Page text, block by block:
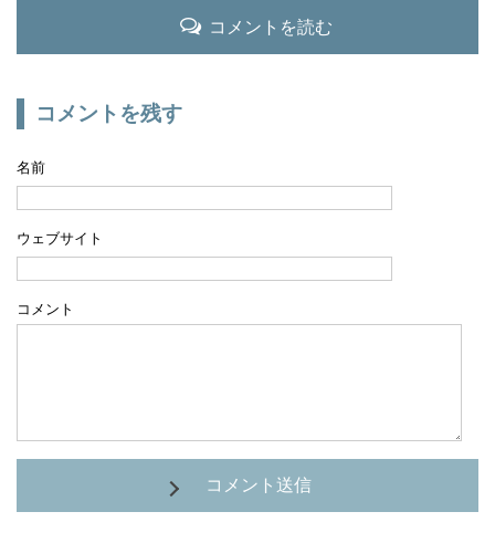
コメントを読む
コメントを残す
名前
ウェブサイト
コメント
コメント送信